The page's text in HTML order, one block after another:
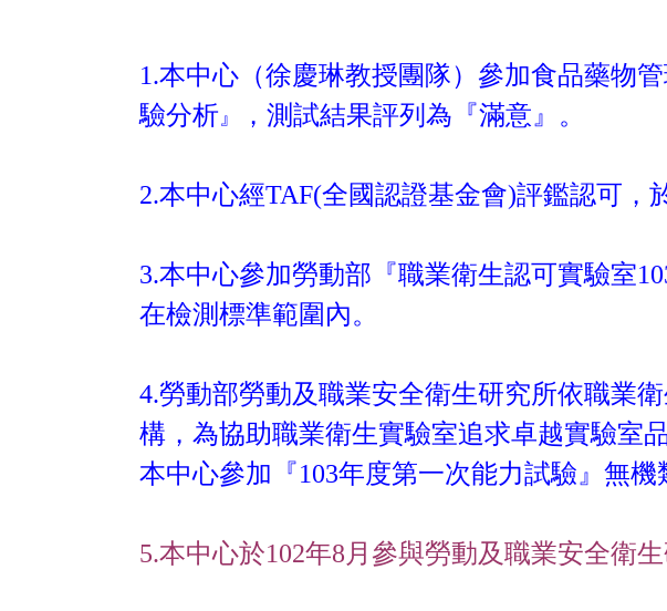
1.本中心（徐慶琳教授團隊）參加食品藥物
驗分析』 ， 測試結果評列為『滿意』。
2.本中心經TAF(全國認證基金會)評鑑認可，
3.本中心參加勞動部『職業衛生認可實驗室
在檢測標準範圍內。
4.勞動部勞動及職業安全衛生研究所依職業
構，為協助職業衛生實驗室追求卓越實驗室
本中心參加『103年度第一次能力試驗』無機
5.本中心於102年8月參與勞動及職業安全衛